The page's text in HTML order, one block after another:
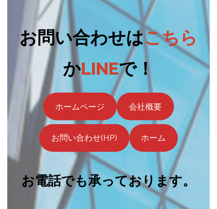
お問い合わせはこちら
かLINEで！
ホームページ 会社概要
お問い合わせ(HP) ホーム
お電話でも承っております。